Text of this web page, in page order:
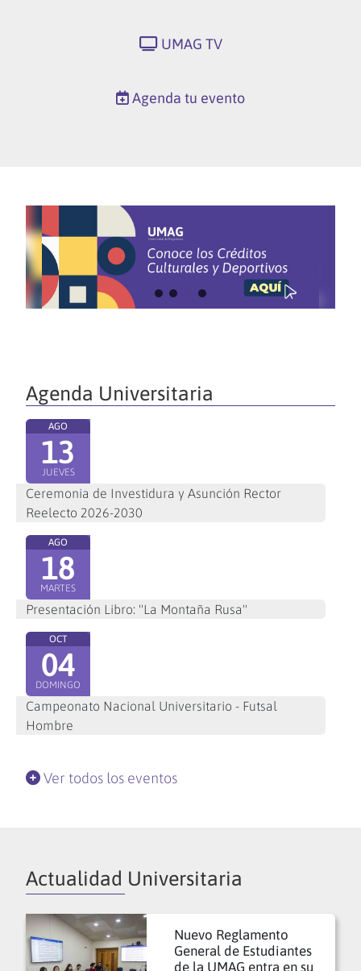
UMAG TV
Agenda tu evento
Agenda Universitaria
AGO
13
JUEVES
Ceremonia de Investidura y Asunción Rector
Reelecto 2026-2030
AGO
18
MARTES
Presentación Libro: "La Montaña Rusa"
OCT
04
DOMINGO
Campeonato Nacional Universitario - Futsal
Hombre
Ver todos los eventos
Actualidad Universitaria
Nuevo Reglamento
General de Estudiantes
de la UMAG entra en su